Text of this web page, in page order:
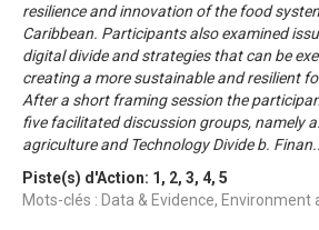
resilience and innovation of the food
Caribbean. Participants also examined
digital divide and strategies that can be
creating a more sustainable and resilient
After a short framing session the
five facilitated discussion groups, namely
agriculture and Technology Divide b. Finan
Piste(s) d'Action: 1 , 2, 3, 4, 5
Mots-clés : Data & Evidence, Environment